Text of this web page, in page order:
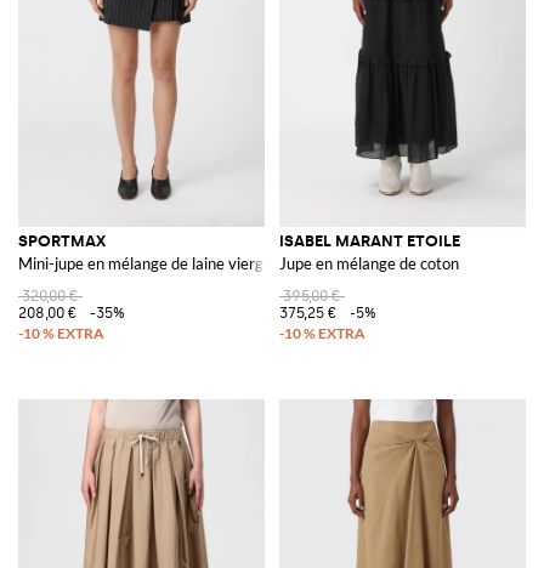
SPORTMAX
Mini-jupe en mélange de laine vierge gessata
320,00 €
208,00 €
-35%
ISABEL MARANT ETOILE
Jupe en mélange de coton
395,00 €
375,25 €
-5%